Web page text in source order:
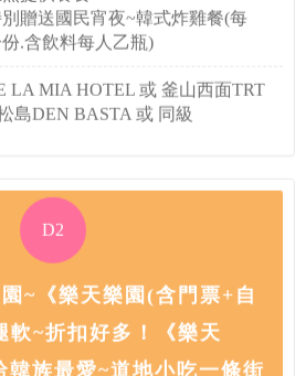
贈送國民宵夜~韓式炸雞餐(每
份.含飲料每人乙瓶)
LA MIA HOTEL 或 釜山西面TRT
島DEN BASTA 或 同級
D2
~《樂天樂園(含門票+自
~折扣好多！《樂天
族最愛~道地小吃一條街